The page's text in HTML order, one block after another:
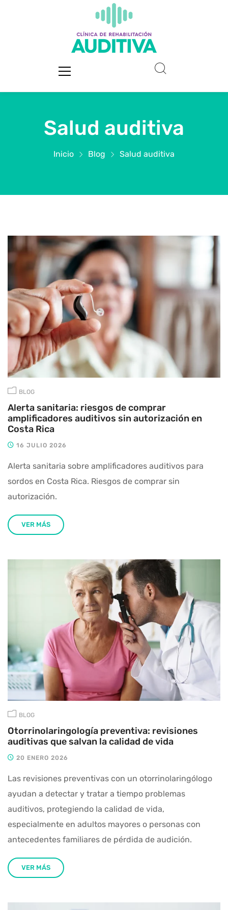
Salud auditiva
Inicio Blog Salud auditiva
BLOG
Alerta sanitaria: riesgos de comprar
amplificadores auditivos sin autorización en
Costa Rica
16 JULIO 2026
Alerta sanitaria sobre amplificadores auditivos para
sordos en Costa Rica. Riesgos de comprar sin
autorización.
VER MÁS
BLOG
Otorrinolaringología preventiva: revisiones
auditivas que salvan la calidad de vida
20 ENERO 2026
Las revisiones preventivas con un otorrinolaringólogo
ayudan a detectar y tratar a tiempo problemas
auditivos, protegiendo la calidad de vida,
especialmente en adultos mayores o personas con
antecedentes familiares de pérdida de audición.
VER MÁS